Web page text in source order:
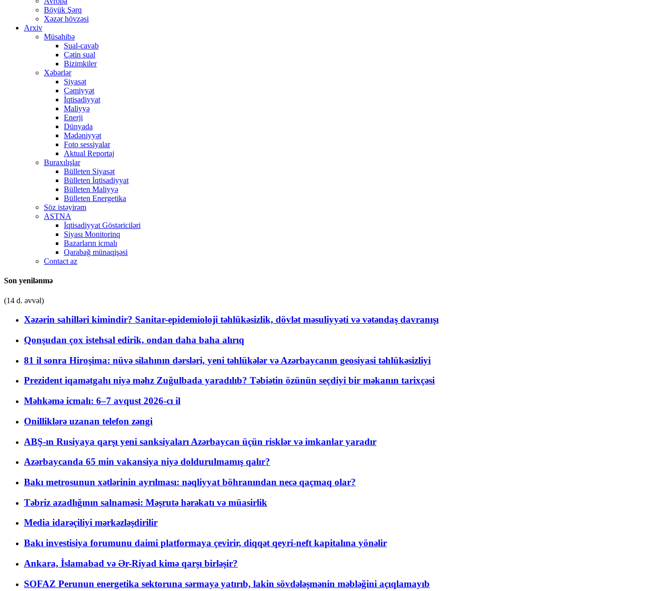
Böyük Şərq
Xəzər hövzəsi
Arxiv
Müsahibə
Sual-cavab
Çətin sual
Bizimkiler
Xəbərlər
Siyasət
Cəmiyyət
İqtisadiyyat
Maliyyə
Enerji
Dünyada
Mədəniyyət
Foto sessiyalar
Aktual Reportaj
Buraxılışlar
Bülleten Siyasət
Bülleten İqtisadiyyat
Bülleten Maliyyə
Bülleten Energetika
Söz istəyirəm
ASTNA
İqtisadiyyat Göstəriciləri
Siyası Monitorinq
Bazarların icmalı
Qarabağ münaqişəsi
Contact az
Son yenilənmə
(14 d. əvvəl)
Xəzərin sahilləri kimindir? Sanitar-epidemioloji təhlükəsizlik, dövlət məsuliyyəti və vətəndaş davranışı
Qonşudan çox istehsal edirik, ondan daha baha alırıq
81 il sonra Hiroşima: nüvə silahının dərsləri, yeni təhlükələr və Azərbaycanın geosiyasi təhlükəsizliyi
Prezident iqamətgahı niyə məhz Zuğulbada yaradılıb? Təbiətin özünün seçdiyi bir məkanın tarixçəsi
Məhkəmə icmalı: 6–7 avqust 2026-cı il
Onilliklərə uzanan telefon zəngi
ABŞ-ın Rusiyaya qarşı yeni sanksiyaları Azərbaycan üçün risklər və imkanlar yaradır
Azərbaycanda 65 min vakansiya niyə doldurulmamış qalır?
Bakı metrosunun xətlərinin ayrılması: nəqliyyat böhranından necə qaçmaq olar?
Təbriz azadlığının salnaməsi: Məşrutə hərəkatı və müasirlik
Media idarəçiliyi mərkəzləşdirilir
Bakı investisiya forumunu daimi platformaya çevirir, diqqət qeyri-neft kapitalına yönəlir
Ankara, İslamabad və Ər-Riyad kimə qarşı birləşir?
SOFAZ Perunun energetika sektoruna sərmayə yatırıb, lakin sövdələşmənin məbləğini açıqlamayıb